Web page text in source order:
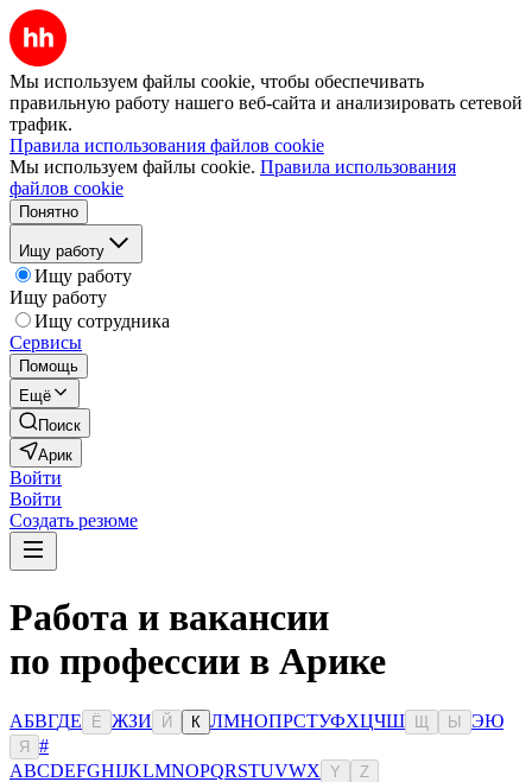
Мы используем файлы cookie, чтобы обеспечивать
правильную работу нашего веб-сайта и анализировать сетевой
трафик.
Правила использования файлов cookie
Мы используем файлы cookie. Правила использования
файлов cookie
Понятно
Ищу работу
Ищу работу
Ищу работу
Ищу сотрудника
Сервисы
Помощь
Ещё
Поиск
Арик
Войти
Войти
Создать резюме
Работа и вакансии
по профессии в Арике
АБВГДЕ Ё ЖЗИ Й К ЛМНОПРСТУФХЦЧШ Ы ЭЮ
Я
#
ABCDEFGHIJKLMNOPQRSTUVWX Y Z